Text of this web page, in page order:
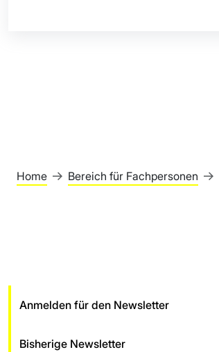
Home Bereich für Fachpersonen
Anmelden für den Newsletter
Bisherige Newsletter